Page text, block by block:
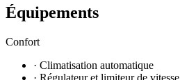
Équipements
Confort
· Climatisation automatique